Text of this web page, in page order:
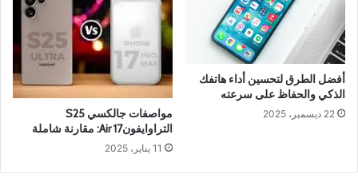
أفضل الطرق لتحسين أداء هاتفك
الذكي والحفاظ على سرعته
22 ديسمبر، 2025
مواصفات جالكسي S25
التراوايفونAir 17: مقارنة شاملة
11 يناير، 2025